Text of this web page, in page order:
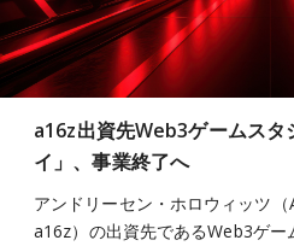
a16z出資先Web3ゲームスタ
イ」、事業終了へ
アンドリーセン・ホロウィッツ
a16z）の出資先であるWeb3ゲ